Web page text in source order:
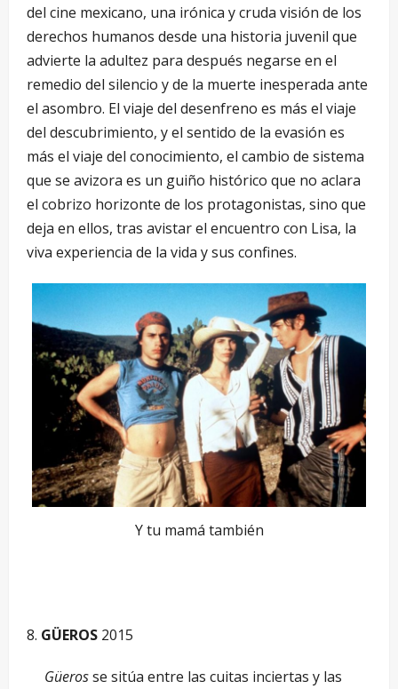
del cine mexicano, una irónica y cruda visión de los
derechos humanos desde una historia juvenil que
advierte la adultez para después negarse en el
remedio del silencio y de la muerte inesperada ante
el asombro. El viaje del desenfreno es más el viaje
del descubrimiento, y el sentido de la evasión es
más el viaje del conocimiento, el cambio de sistema
que se avizora es un guiño histórico que no aclara
el cobrizo horizonte de los protagonistas, sino que
deja en ellos, tras avistar el encuentro con Lisa, la
viva experiencia de la vida y sus confines.
Y tu mamá también
GÜEROS 2015
Güerosse sitúa entre las cuitas inciertas y las